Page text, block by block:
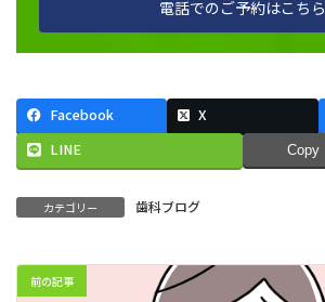
電話でのご予約はこちら
Facebook X
LINE
Copy
カテゴリー 歯科ブログ
前の記事